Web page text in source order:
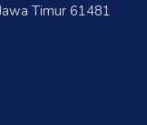
Timur 61481